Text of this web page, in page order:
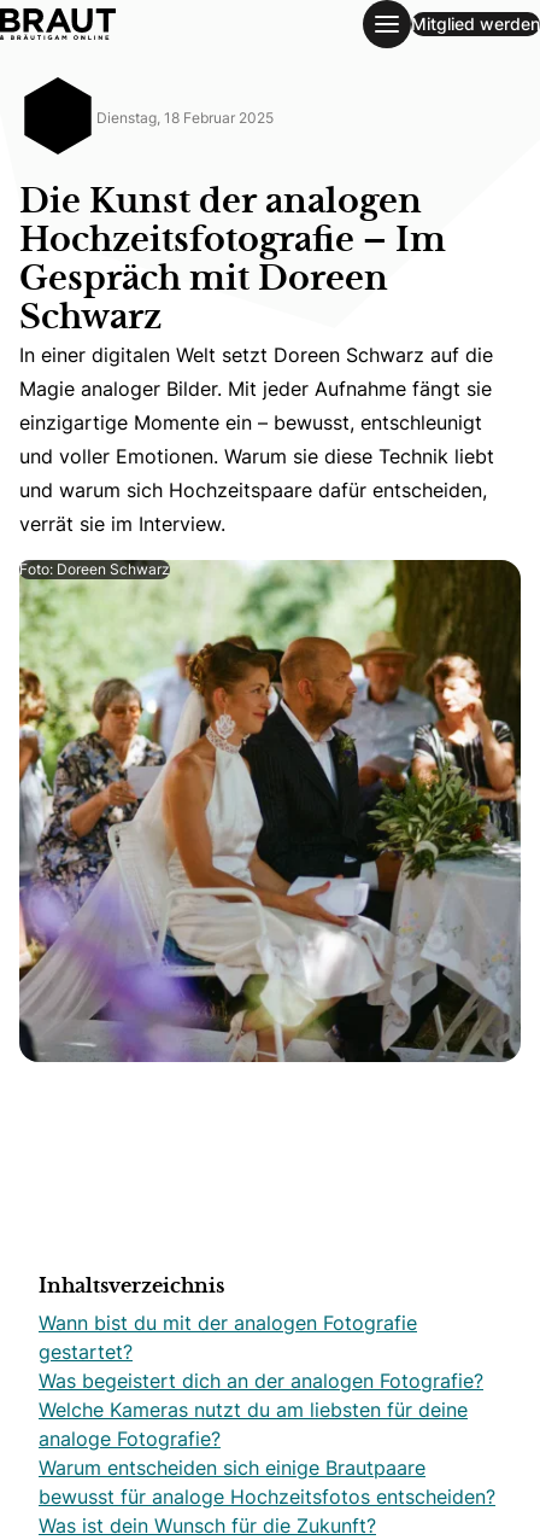
Die Kunst der analogen Hochzeitsfotografie – Im
Mitglied werden
Dienstag, 18 Februar 2025
Die Kunst der analogen
Hochzeitsfotografie – Im
Gespräch mit Doreen
Schwarz
In einer digitalen Welt setzt Doreen Schwarz auf die
In einer digitalen Welt setzt Doreen Schwarz auf die
Magie analoger Bilder. Mit jeder Aufnahme fängt sie
einzigartige Momente ein – bewusst, entschleunigt
und voller Emotionen. Warum sie diese Technik liebt
und warum sich Hochzeitspaare dafür entscheiden,
verrät sie im Interview.
Foto: Doreen Schwarz
Inhaltsverzeichnis
Wann bist du mit der analogen Fotografie
gestartet?
Was begeistert dich an der analogen Fotografie?
Welche Kameras nutzt du am liebsten für deine
analoge Fotografie?
Warum entscheiden sich einige Brautpaare
bewusst für analoge Hochzeitsfotos entscheiden?
Was ist dein Wunsch für die Zukunft?